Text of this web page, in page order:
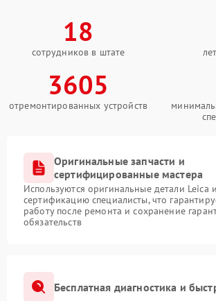
18
сотрудников в штате
3605
отремонтированных устройств
Оригинальные запчасти и
сертифицированные мастера
Используются оригинальные детали
сертификацию специалисты, что
работу после ремонта и сохранение
обязательств
Бесплатная диагностика и